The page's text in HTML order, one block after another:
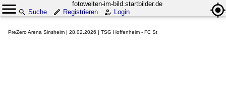
fotowelten-im-bild.startbilder.de
Suche
Registrieren Login
PreZero Arena Sinsheim | 28.02.2026 | TSG Hoffenheim - FC St